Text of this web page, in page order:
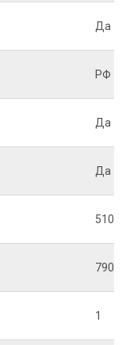
Да
РФ
Да
Да
510
790
1